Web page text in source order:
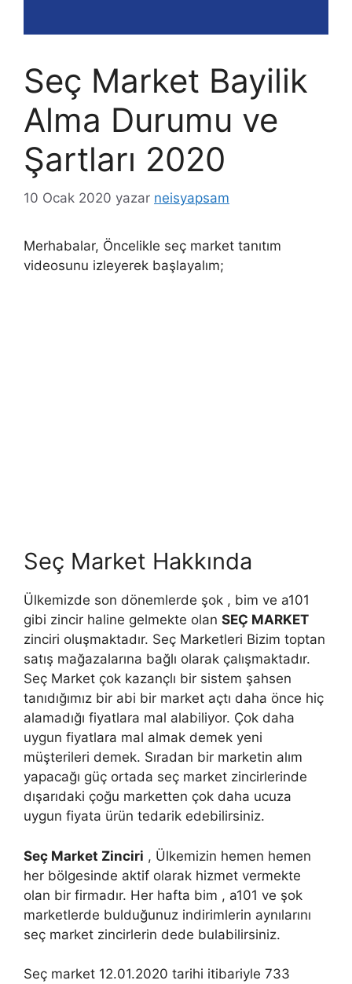
Seç Market Bayilik
Alma Durumu ve
Şartları 2020
10 Ocak 2020 yazar neisyapsam
Merhabalar, Öncelikle seç market tanıtım
videosunu izleyerek başlayalım;
Seç Market Hakkında
Ülkemizde son dönemlerde şok , bim ve a101
gibi zincir haline gelmekte olan SEÇ MARKET
zinciri oluşmaktadır. Seç Marketleri Bizim toptan
satış mağazalarına bağlı olarak çalışmaktadır.
Seç Market çok kazançlı bir sistem şahsen
tanıdığımız bir abi bir market açtı daha önce hiç
alamadığı fiyatlara mal alabiliyor. Çok daha
uygun fiyatlara mal almak demek yeni
müşterileri demek. Sıradan bir marketin alım
yapacağı güç ortada seç market zincirlerinde
dışarıdaki çoğu marketten çok daha ucuza
uygun fiyata ürün tedarik edebilirsiniz.
Seç Market Zinciri , Ülkemizin hemen hemen
her bölgesinde aktif olarak hizmet vermekte
olan bir firmadır. Her hafta bim , a101 ve şok
marketlerde bulduğunuz indirimlerin aynılarını
seç market zincirlerin dede bulabilirsiniz.
Seç market 12.01.2020 tarihi itibariyle 733